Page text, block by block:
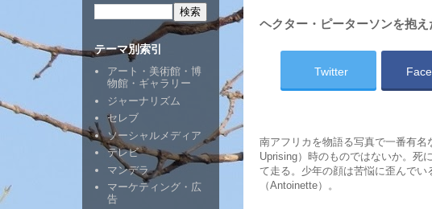
ヘクター・ピーターソンを抱
Twitter
南アフリカを物語る写真で一番有名
Uprising）時のものではないか。死
て走る。少年の顔は苦悩に歪んで
（Antoinette）。
テーマ別索引
アート・美術館・博
物館・ギャラリー
ジャーナリズム
セレブ
ソーシャルメディア
テレビ
マンデラ
マーケティング・広
告